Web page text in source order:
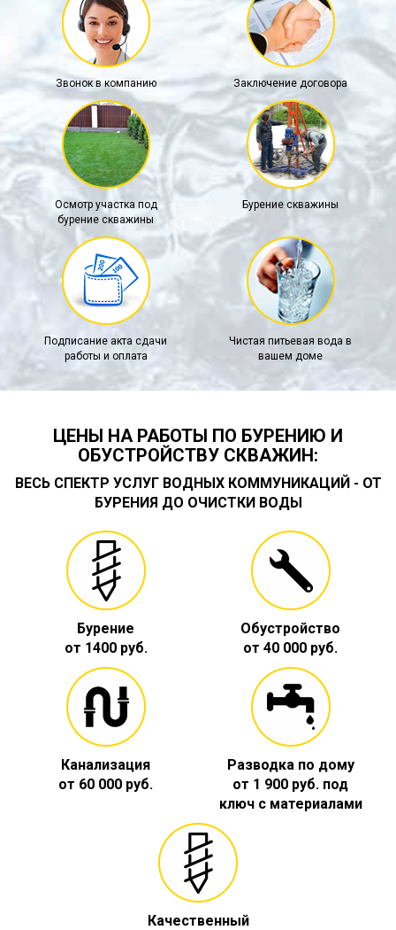
Звонок в компанию Заключение договора
Осмотр участка под
бурение скважины
Бурение скважины
Подписание акта сдачи
работы и оплата
Чистая питьевая вода в
вашем доме
ЦЕНЫ НА РАБОТЫ ПО БУРЕНИЮ И
ОБУСТРОЙСТВУ СКВАЖИН:
ВЕСЬ СПЕКТР УСЛУГ ВОДНЫХ КОММУНИКАЦИЙ - ОТ
БУРЕНИЯ ДО ОЧИСТКИ ВОДЫ
Бурение
от 1400 руб.
Обустройство
от 40 000 руб.
Канализация
от 60 000 руб.
Разводка по дому
от 1 900 руб. под
ключ с материалами
Качественный